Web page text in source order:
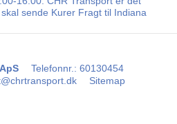
sende Kurer Fragt til Indiana
Telefonnr.: 60130454
Sitemap